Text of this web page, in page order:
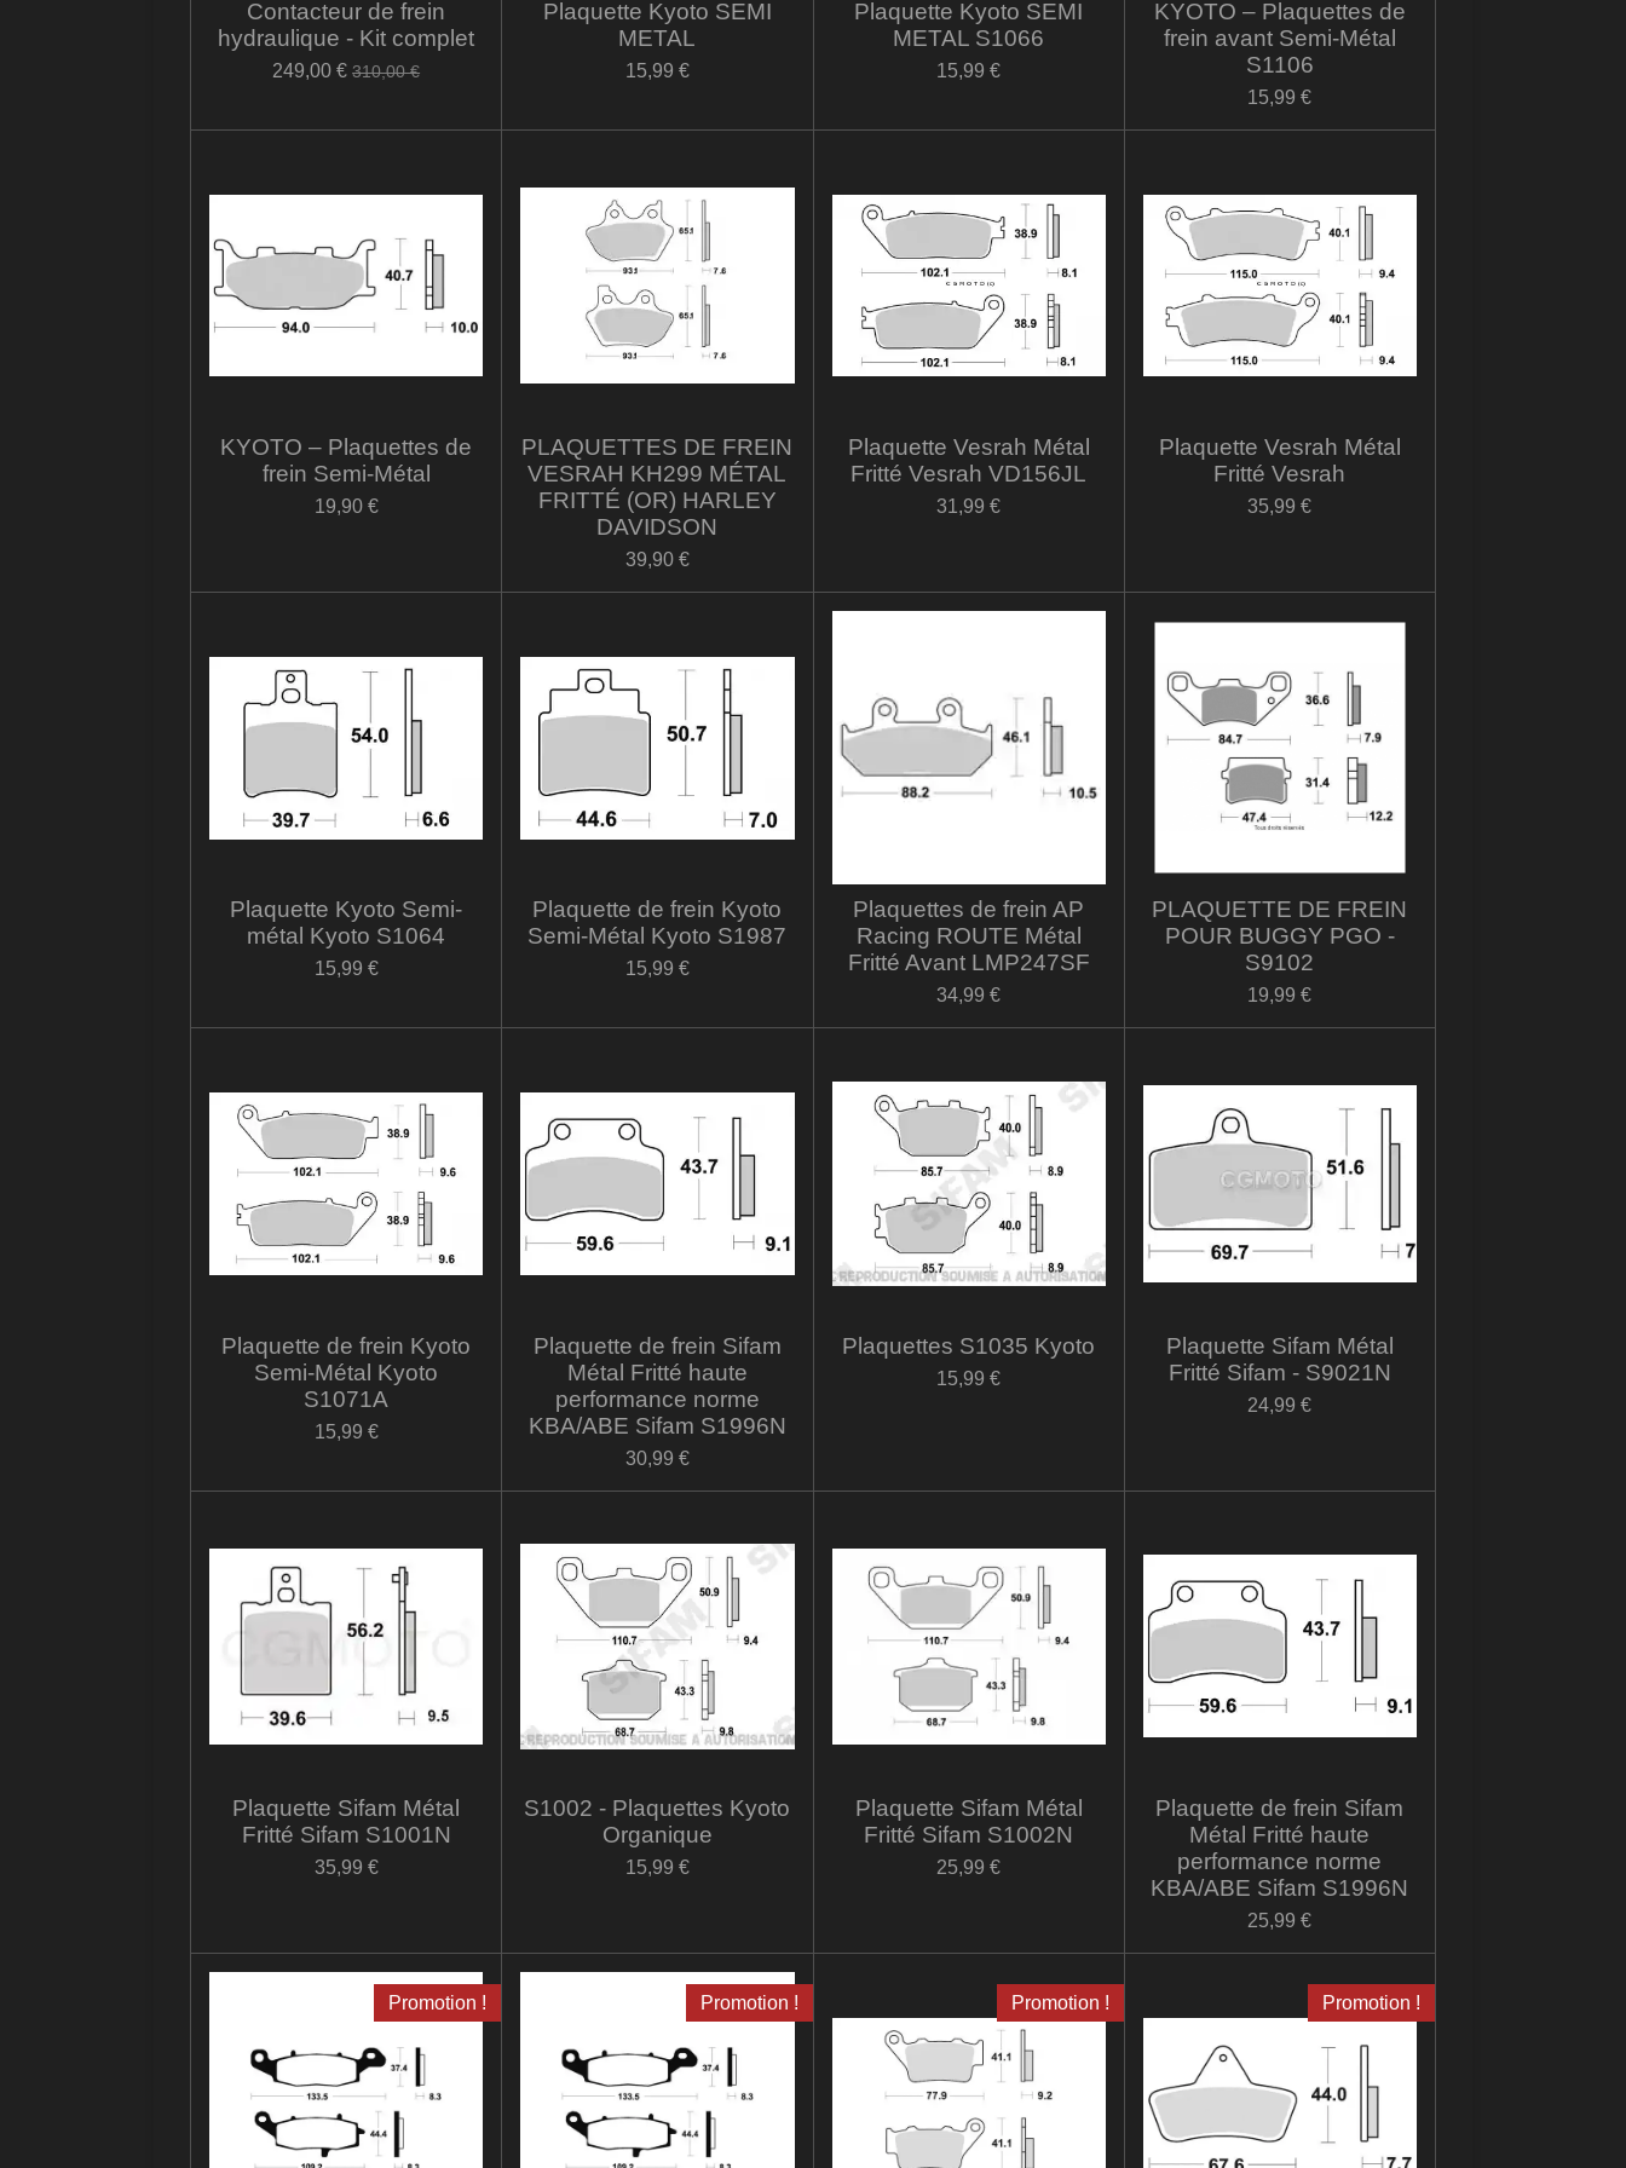
Contacteur de frein
hydraulique - Kit complet
249,00 € 310,00 €
Plaquette Kyoto SEMI
METAL
15,99 €
Plaquette Kyoto SEMI
METAL S1066
15,99 €
KYOTO – Plaquettes de
frein avant Semi-Métal
S1106
15,99 €
KYOTO – Plaquettes de
frein Semi-Métal
19,90 €
PLAQUETTES DE FREIN
VESRAH KH299 MÉTAL
FRITTÉ (OR) HARLEY
DAVIDSON
39,90 €
Plaquette Vesrah Métal
Fritté Vesrah VD156JL
31,99 €
Plaquette Vesrah Métal
Fritté Vesrah
35,99 €
Plaquette Kyoto Semi-
métal Kyoto S1064
15,99 €
Plaquette de frein Kyoto
Semi-Métal Kyoto S1987
15,99 €
Plaquettes de frein AP
Racing ROUTE Métal
Fritté Avant LMP247SF
34,99 €
PLAQUETTE DE FREIN
POUR BUGGY PGO -
S9102
19,99 €
Plaquette de frein Kyoto
Semi-Métal Kyoto
S1071A
15,99 €
Plaquette de frein Sifam
Métal Fritté haute
performance norme
KBA/ABE Sifam S1996N
30,99 €
Plaquettes S1035 Kyoto
15,99 €
Plaquette Sifam Métal
Fritté Sifam - S9021N
24,99 €
Plaquette Sifam Métal
Fritté Sifam S1001N
35,99 €
S1002 - Plaquettes Kyoto
Organique
15,99 €
Plaquette Sifam Métal
Fritté Sifam S1002N
25,99 €
Plaquette de frein Sifam
Métal Fritté haute
performance norme
KBA/ABE Sifam S1996N
25,99 €
Promotion ! Promotion ! Promotion ! Promotion !